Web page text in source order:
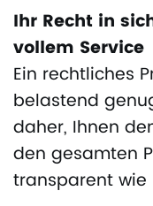
Ihr Recht in
vollem Service
Ein rechtliches
belastend
daher, Ihnen
den gesamten
transparent